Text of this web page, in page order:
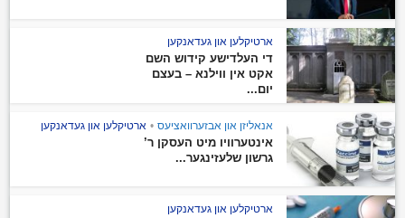
ארטיקלען און געדאנקען
די העלדישע קידוש השם
אקט אין ווילנא – בעצם
יום...
אנאליזן און אבזערוואציעס • ארטיקלען און געדאנקען
אינטערוויו מיט העסקן ר’
גרשון שלעזינגער...
ארטיקלען און געדאנקען